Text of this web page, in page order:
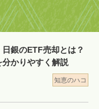
知恵のハコ
銀のETF売却とは？
分かりやすく解説